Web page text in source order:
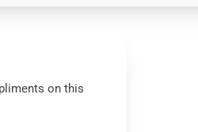
on this